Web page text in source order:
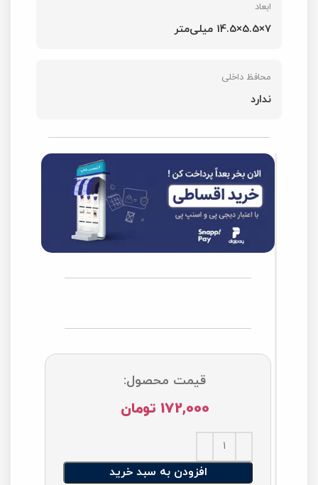
ابعاد
7×5.5×14.5 میلی‌متر
محافظ داخلی
ندارد
قیمت محصول:
172,000 تومان
افزودن به سبد خرید